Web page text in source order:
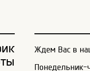
Ждем Вас в
Понедельник-